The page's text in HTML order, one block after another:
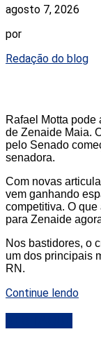
agosto 7, 2026
por
Redação do blog
Rafael Motta pode
de Zenaide Maia.
pelo Senado
senadora.
Com novas
vem ganhando
competitiva. O
para Zenaide
Nos bastidores, o
um dos principais
RN.
Continue lendo